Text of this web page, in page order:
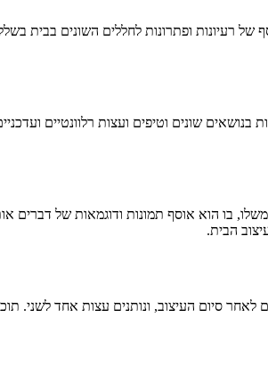
רעיונות ופתרונות לחללים השונים בבית בשלל
שונים וטיפים ועצות רלוונטיים
בו הוא אוסף תמונות ודוגמאות של דברים
הבית.
סיום העיצוב, ונותנים עצות אחד לשני.